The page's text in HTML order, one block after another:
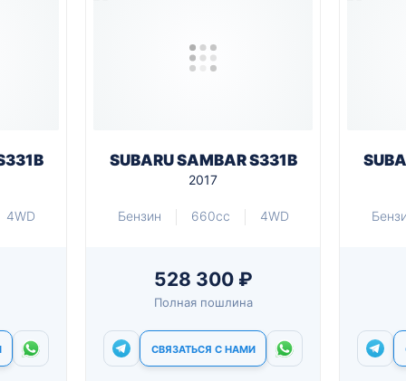
4WD
SUBARU SAMBAR S331B
2017
Бензин 660cc 4WD
528 300 ₽
Полная пошлина
СВЯЗАТЬСЯ С НАМИ